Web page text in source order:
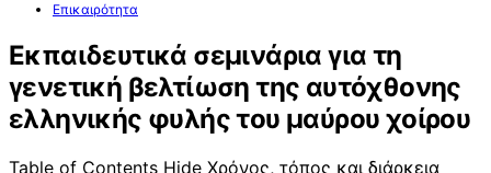
Επικαιρότητα
Εκπαιδευτικά σεμινάρια για τη
γενετική βελτίωση της αυτόχθονης
ελληνικής φυλής του μαύρου χοίρου
Table of Contents Hide Χρόνος, τόπος και διάρκεια